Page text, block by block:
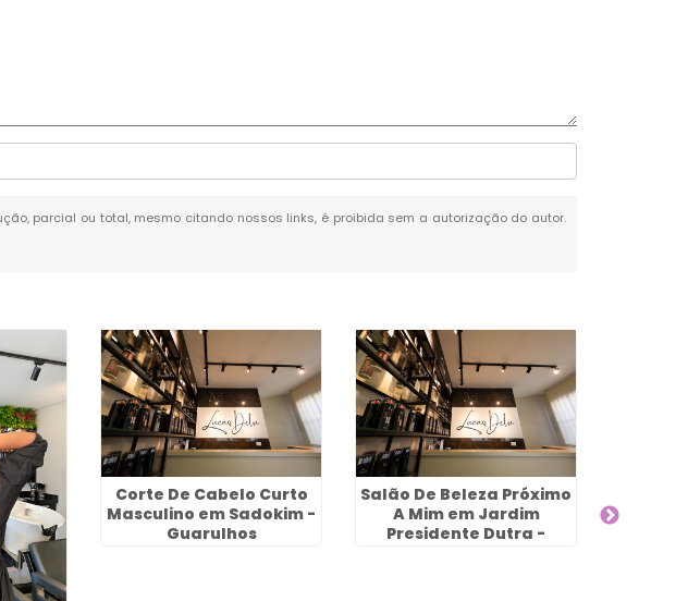
parcial ou total, mesmo citando nossos links, é proibida sem a autorização do autor.
Corte De Cabelo Curto
Masculino em Sadokim -
Guarulhos
Salão De Beleza Próximo
A Mim em Jardim
Presidente Dutra -